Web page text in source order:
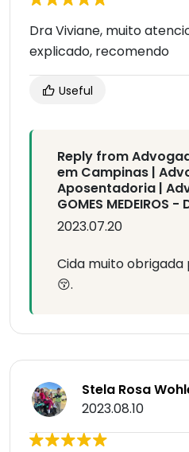
Dra Viviane, muito
explicado, recomendo
Useful
Reply from
em Campinas |
Aposentadoria |
GOMES MEDEIROS -
2023.07.20
Cida muito obrigada
😚.
Stela Rosa
2023.08.10